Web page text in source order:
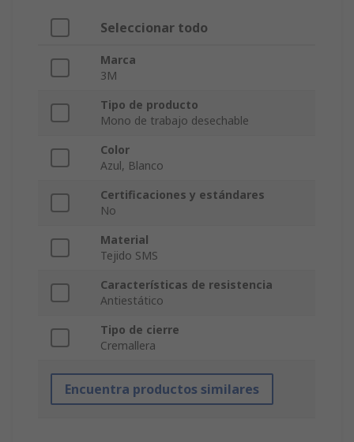
Seleccionar todo
Marca
3M
Tipo de producto
Mono de trabajo desechable
Color
Azul, Blanco
Certificaciones y estándares
No
Material
Tejido SMS
Características de resistencia
Antiestático
Tipo de cierre
Cremallera
Encuentra productos similares